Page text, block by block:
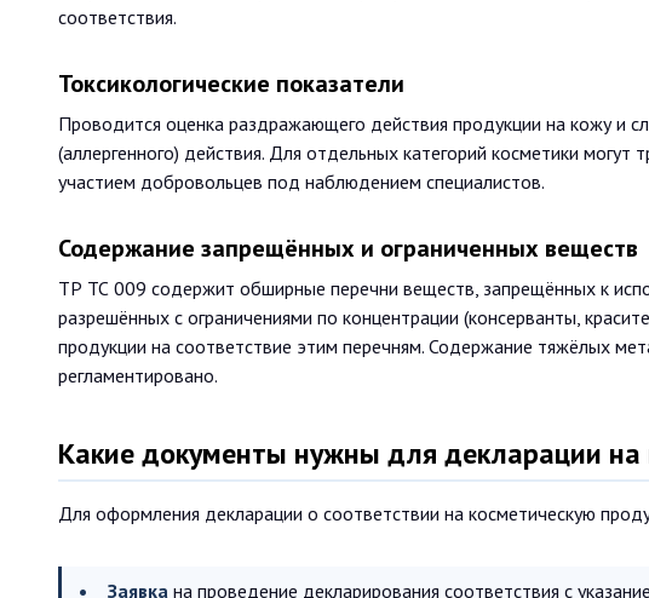
соответствия.
Токсикологические показатели
Проводится оценка раздражающего действия продукции на кожу и
(аллергенного) действия. Для отдельных категорий косметики могут
участием добровольцев под наблюдением специалистов.
Содержание запрещённых и ограниченных веществ
ТР ТС 009 содержит обширные перечни веществ, запрещённых к
разрешённых с ограничениями по концентрации (консерванты,
продукции на соответствие этим перечням. Содержание тяжёлых
регламентировано.
Какие документы нужны для декларации на
Для оформления декларации о соответствии на косметическую
Заявка на проведение декларирования соответствия с